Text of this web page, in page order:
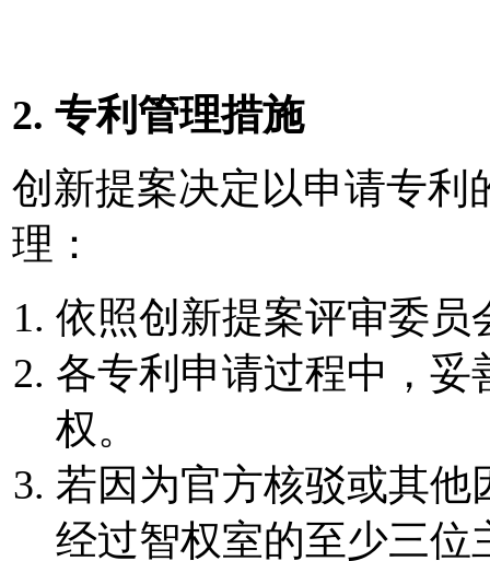
2. 专利管理措施
创新提案决定以申请专利
理：
依照创新提案评审委员
各专利申请过程中，
权。
若因为官方核驳或其他
经过智权室的至少三位